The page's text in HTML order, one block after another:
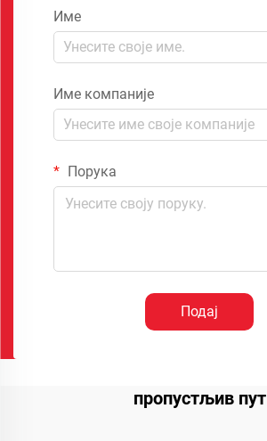
Име
Име компаније
Порука
Подај
пропустљив пут